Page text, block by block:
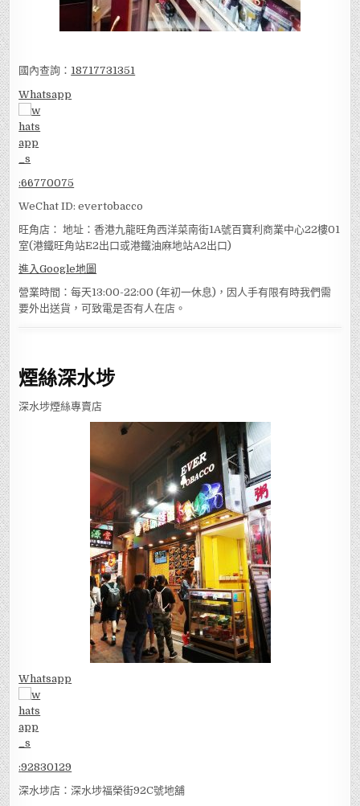
國內查詢： 18717731351
Whatsapp
:66770075
WeChat ID: evertobacco
旺角店： 地址：香港九龍旺角西洋菜南街1A號百寶利商業中心22樓01
室(港鐵旺角站E2出口或港鐵油麻地站A2出口)
進入Google地圖
營業時間：每天13:00-22:00 (年初一休息)，因人手有限有時我們需
要外出送貨，可致電是否有人在店。
煙絲深水埗
深水埗煙絲專賣店
Whatsapp
:92830129
深水埗店：深水埗福榮街92C號地舖